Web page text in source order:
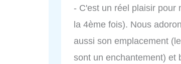
- C'est un réel plaisir pour
la 4ème fois). Nous
aussi son emplacement
sont un enchantement) et